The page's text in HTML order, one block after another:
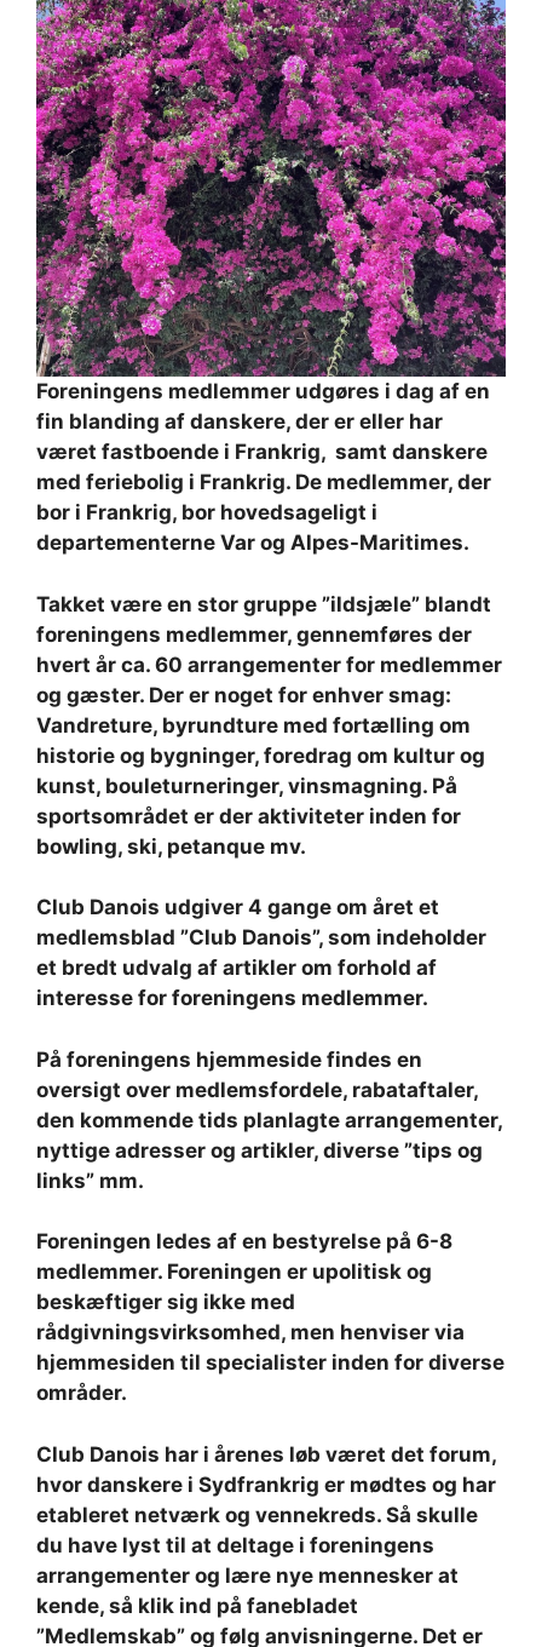
Foreningens medlemmer udgøres i dag af en
fin blanding af danskere, der er eller har
været fastboende i Frankrig, samt danskere
med feriebolig i Frankrig. De medlemmer, der
bor i Frankrig, bor hovedsageligt i
departementerne Var og Alpes-Maritimes.
Takket være en stor gruppe ”ildsjæle” blandt
foreningens medlemmer, gennemføres der
hvert år ca. 60 arrangementer for medlemmer
og gæster. Der er noget for enhver smag:
Vandreture, byrundture med fortælling om
historie og bygninger, foredrag om kultur og
kunst, bouleturneringer, vinsmagning. På
sportsområdet er der aktiviteter inden for
bowling, ski, petanque mv.
Club Danois udgiver 4 gange om året et
medlemsblad ”Club Danois”, som indeholder
et bredt udvalg af artikler om forhold af
interesse for foreningens medlemmer.
På foreningens hjemmeside findes en
oversigt over medlemsfordele, rabataftaler,
den kommende tids planlagte arrangementer,
nyttige adresser og artikler, diverse ”tips og
links” mm.
Foreningen ledes af en bestyrelse på 6-8
medlemmer. Foreningen er upolitisk og
beskæftiger sig ikke med
rådgivningsvirksomhed, men henviser via
hjemmesiden til specialister inden for diverse
områder.
Club Danois har i årenes løb været det forum,
hvor danskere i Sydfrankrig er mødtes og har
etableret netværk og vennekreds. Så skulle
du have lyst til at deltage i foreningens
arrangementer og lære nye mennesker at
kende, så klik ind på fanebladet
”Medlemskab” og følg anvisningerne. Det er